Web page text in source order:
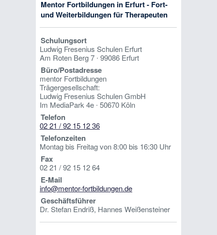
Mentor Fortbildungen in Erfurt - Fort-
und Weiterbildungen für Therapeuten
Schulungsort
Ludwig Fresenius Schulen Erfurt
Am Roten Berg 7 ∙ 99086 Erfurt
Büro/Postadresse
mentor Fortbildungen
Trägergesellschaft:
Ludwig Fresenius Schulen GmbH
Im MediaPark 4e ∙ 50670 Köln
Telefon
02 21 / 92 15 12 36
Telefonzeiten
Montag bis Freitag von 8:00 bis 16:30 Uhr
Fax
02 21 / 92 15 12 64
E-Mail
info@mentor-fortbildungen.de
Geschäftsführer
Dr. Stefan Endriß, Hannes Weißensteiner